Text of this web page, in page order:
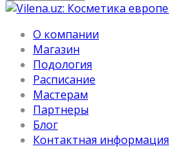
О компании
Магазин
Подология
Расписание
Мастерам
Партнеры
Блог
Контактная информация